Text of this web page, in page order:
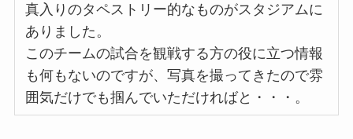
真入りのタペストリー的なものがスタジアムに
ありました。
このチームの試合を観戦する方の役に立つ情報
も何もないのですが、写真を撮ってきたので雰
囲気だけでも掴んでいただければと・・・。